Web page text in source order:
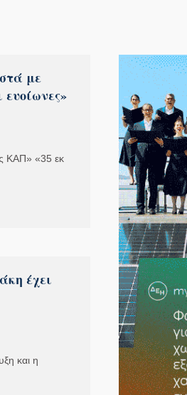
με
ευοίωνες»
ΚΑΠ» «35 εκ
έχει
και η